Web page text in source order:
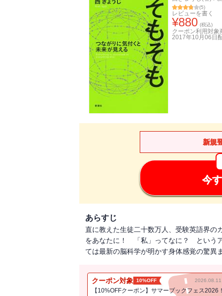
(5)
レビューを書く
¥880 (税込)
クーポン利用対象
2017年10月06日
新規
今
あらすじ
直に教えた生徒二十数万人、受験英語界の
をあなたに！ 「私」ってなに？ という
ては最新の脳科学が明かす身体感覚の驚異
クーポン対象 10%OFF 2026.08.11
【10%OFFクーポン】サマーブックフェス2026